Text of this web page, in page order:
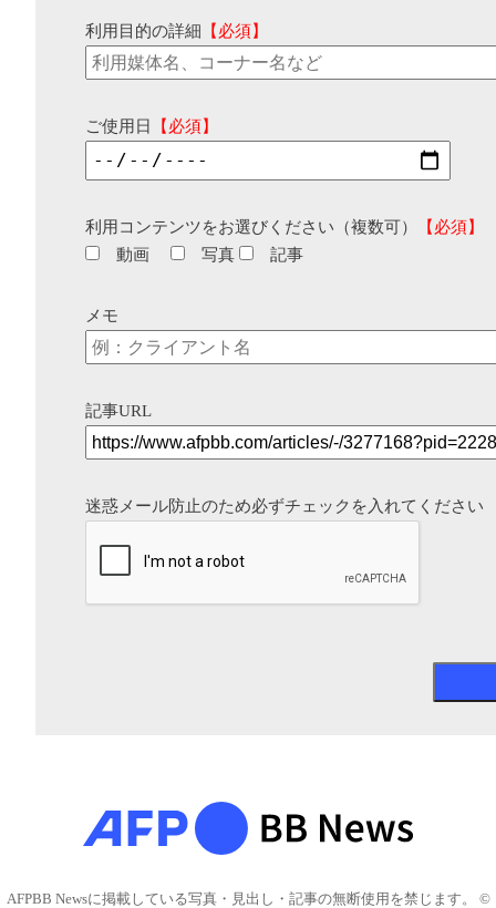
利用目的の詳細 【必須】
ご使用日 【必須】
利用コンテンツをお選びください（複数可）
【必須】
動画
写真 記事
メモ
記事URL
迷惑メール防止のため必ずチェックを入れてください
AFPBB Newsに掲載している写真・見出し・記事の無断使用を禁じます。 ©